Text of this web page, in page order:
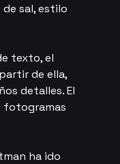
sal, estilo
texto, el
de ella,
detalles. El
fotogramas
ha ido